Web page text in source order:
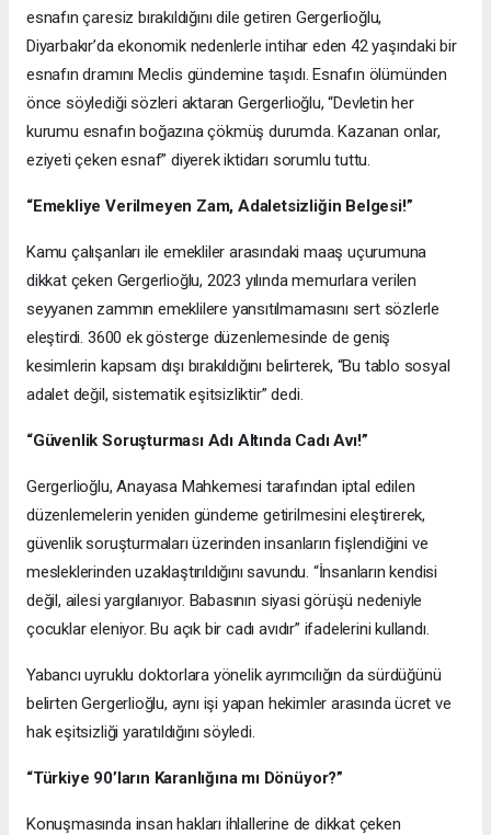
esnafın çaresiz bırakıldığını dile getiren Gergerlioğlu,
Diyarbakır’da ekonomik nedenlerle intihar eden 42 yaşındaki bir
esnafın dramını Meclis gündemine taşıdı. Esnafın ölümünden
önce söylediği sözleri aktaran Gergerlioğlu, “Devletin her
kurumu esnafın boğazına çökmüş durumda. Kazanan onlar,
eziyeti çeken esnaf” diyerek iktidarı sorumlu tuttu.
“Emekliye Verilmeyen Zam, Adaletsizliğin Belgesi!”
Kamu çalışanları ile emekliler arasındaki maaş uçurumuna
dikkat çeken Gergerlioğlu, 2023 yılında memurlara verilen
seyyanen zammın emeklilere yansıtılmamasını sert sözlerle
eleştirdi. 3600 ek gösterge düzenlemesinde de geniş
kesimlerin kapsam dışı bırakıldığını belirterek, “Bu tablo sosyal
adalet değil, sistematik eşitsizliktir” dedi.
“Güvenlik Soruşturması Adı Altında Cadı Avı!”
Gergerlioğlu, Anayasa Mahkemesi tarafından iptal edilen
düzenlemelerin yeniden gündeme getirilmesini eleştirerek,
güvenlik soruşturmaları üzerinden insanların fişlendiğini ve
mesleklerinden uzaklaştırıldığını savundu. “İnsanların kendisi
değil, ailesi yargılanıyor. Babasının siyasi görüşü nedeniyle
çocuklar eleniyor. Bu açık bir cadı avıdır” ifadelerini kullandı.
Yabancı uyruklu doktorlara yönelik ayrımcılığın da sürdüğünü
belirten Gergerlioğlu, aynı işi yapan hekimler arasında ücret ve
hak eşitsizliği yaratıldığını söyledi.
“Türkiye 90’ların Karanlığına mı Dönüyor?”
Konuşmasında insan hakları ihlallerine de dikkat çeken